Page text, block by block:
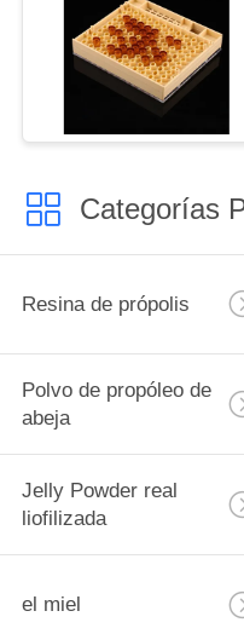
Categorías
Resina de própolis
Polvo de propóleo de
abeja
Jelly Powder real
liofilizada
el miel